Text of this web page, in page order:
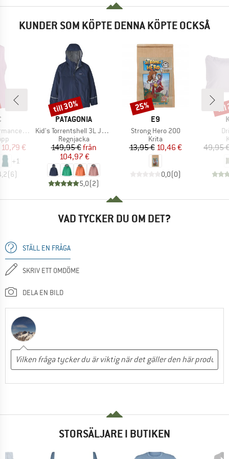
KUNDER SOM KÖPTE DENNA KÖPTE OCKSÅ
Tank
pris
10,79 €
+1
(6)
VARUMÄRKE
PATAGONIA
Produkter
Kid's Torrentshell 3L Jacket
Produktgrupp
Regnjacka
Pris
149,95 €Reducerat pris
från
104,97 €
5,0(2)
Rabatt
till 30%
VARUMÄRKE
E9
Produkter
Strong Hero 200
Produktgrupp
Krita
Pris
13,95 €Reducerat pris
10,46 €
0,0(0)
Rabatt
25%
49,95
VAD TYCKER DU OM DET?
STÄLL EN FRÅGA
SKRIV ETT OMDÖME
DELA EN BILD
STORSÄLJARE I BUTIKEN